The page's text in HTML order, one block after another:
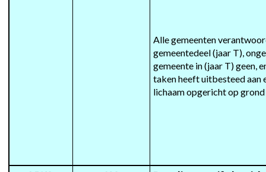
Alle gemeenten
gemeentedeel (jaar T),
gemeente in (jaar T) geen,
taken heeft uitbesteed aan
lichaam opgericht op